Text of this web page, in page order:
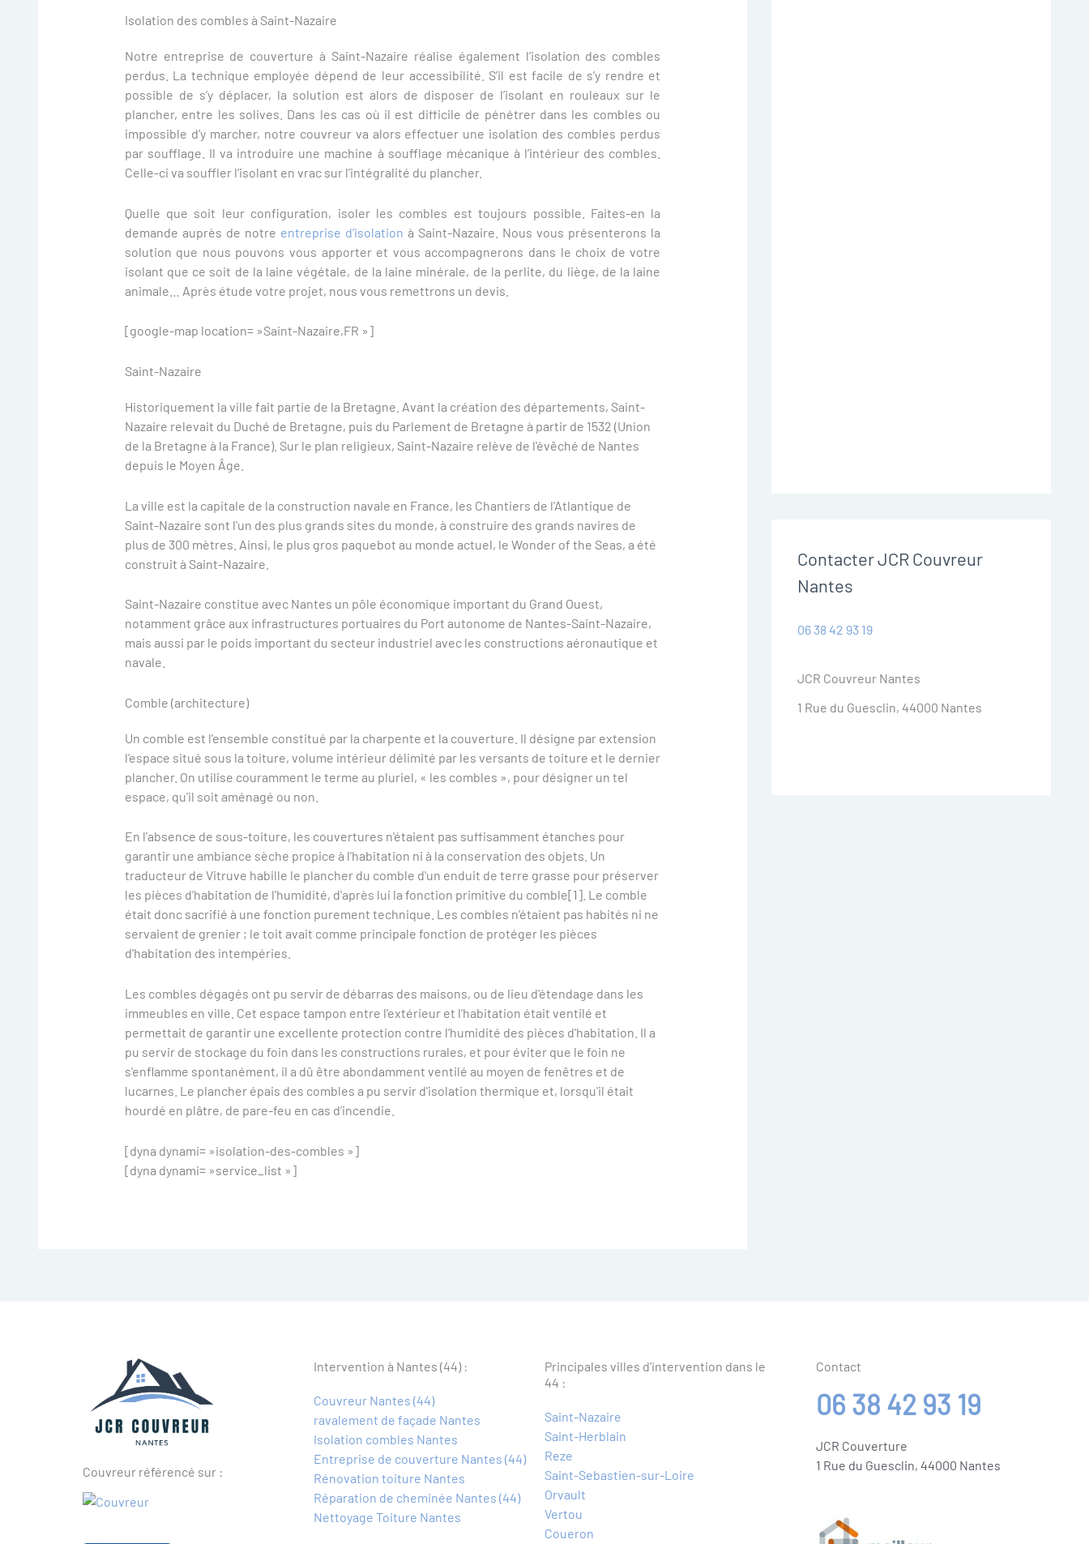
Isolation des combles à Saint-Nazaire
Notre entreprise de couverture à Saint-Nazaire réalise également l’isolation des combles
perdus. La technique employée dépend de leur accessibilité. S’il est facile de s’y rendre et
possible de s’y déplacer, la solution est alors de disposer de l’isolant en rouleaux sur le
plancher, entre les solives. Dans les cas où il est difficile de pénétrer dans les combles ou
impossible d’y marcher, notre couvreur va alors effectuer une isolation des combles perdus
par soufflage. Il va introduire une machine à soufflage mécanique à l’intérieur des combles.
Celle-ci va souffler l’isolant en vrac sur l’intégralité du plancher.
Quelle que soit leur configuration, isoler les combles est toujours possible. Faites-en la
demande auprès de notre entreprise d’isolation à Saint-Nazaire. Nous vous présenterons la
solution que nous pouvons vous apporter et vous accompagnerons dans le choix de votre
isolant que ce soit de la laine végétale, de la laine minérale, de la perlite, du liège, de la laine
animale… Après étude votre projet, nous vous remettrons un devis.
[google-map location= »Saint-Nazaire,FR »]
Saint-Nazaire
Historiquement la ville fait partie de la Bretagne. Avant la création des départements, Saint-
Nazaire relevait du Duché de Bretagne, puis du Parlement de Bretagne à partir de 1532 (Union
de la Bretagne à la France). Sur le plan religieux, Saint-Nazaire relève de l'évêché de Nantes
depuis le Moyen Âge.
La ville est la capitale de la construction navale en France, les Chantiers de l'Atlantique de
Saint-Nazaire sont l'un des plus grands sites du monde, à construire des grands navires de
plus de 300 mètres. Ainsi, le plus gros paquebot au monde actuel, le Wonder of the Seas, a été
construit à Saint-Nazaire.
Saint-Nazaire constitue avec Nantes un pôle économique important du Grand Ouest,
notamment grâce aux infrastructures portuaires du Port autonome de Nantes-Saint-Nazaire,
mais aussi par le poids important du secteur industriel avec les constructions aéronautique et
navale.
Comble (architecture)
Un comble est l'ensemble constitué par la charpente et la couverture. Il désigne par extension
l'espace situé sous la toiture, volume intérieur délimité par les versants de toiture et le dernier
plancher. On utilise couramment le terme au pluriel, « les combles », pour désigner un tel
espace, qu'il soit aménagé ou non.
En l'absence de sous-toiture, les couvertures n'étaient pas suffisamment étanches pour
garantir une ambiance sèche propice à l'habitation ni à la conservation des objets. Un
traducteur de Vitruve habille le plancher du comble d'un enduit de terre grasse pour préserver
les pièces d'habitation de l'humidité, d'après lui la fonction primitive du comble[1]. Le comble
était donc sacrifié à une fonction purement technique. Les combles n’étaient pas habités ni ne
servaient de grenier ; le toit avait comme principale fonction de protéger les pièces
d'habitation des intempéries.
Les combles dégagés ont pu servir de débarras des maisons, ou de lieu d'étendage dans les
immeubles en ville. Cet espace tampon entre l’extérieur et l’habitation était ventilé et
permettait de garantir une excellente protection contre l’humidité des pièces d'habitation. Il a
pu servir de stockage du foin dans les constructions rurales, et pour éviter que le foin ne
s'enflamme spontanément, il a dû être abondamment ventilé au moyen de fenêtres et de
lucarnes. Le plancher épais des combles a pu servir d'isolation thermique et, lorsqu'il était
hourdé en plâtre, de pare-feu en cas d’incendie.
[dyna dynami= »isolation-des-combles »]
[dyna dynami= »service_list »]
Contacter JCR Couvreur
Nantes
06 38 42 93 19
JCR Couvreur Nantes
1 Rue du Guesclin, 44000 Nantes
Couvreur référencé sur :
Intervention à Nantes (44) :
Couvreur Nantes (44)
ravalement de façade Nantes
Isolation combles Nantes
Entreprise de couverture Nantes (44)
Rénovation toiture Nantes
Réparation de cheminée Nantes (44)
Nettoyage Toiture Nantes
Principales villes d'intervention dans le
44 :
Saint-Nazaire
Saint-Herblain
Reze
Saint-Sebastien-sur-Loire
Orvault
Vertou
Coueron
Contact
06 38 42 93 19
JCR Couverture
1 Rue du Guesclin, 44000 Nantes